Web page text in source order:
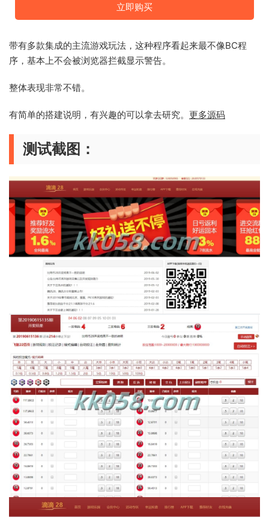
立即购买
带有多款集成的主流游戏玩法，这种程序看起来最不像BC程
序，基本上不会被浏览器拦截显示警告。
整体表现非常不错。
有简单的搭建说明，有兴趣的可以拿去研究。 更多源码
测试截图：